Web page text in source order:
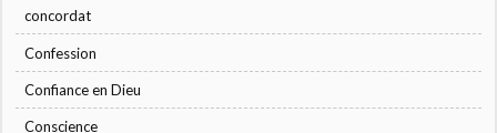
concordat
Confession
Confiance en Dieu
Conscience